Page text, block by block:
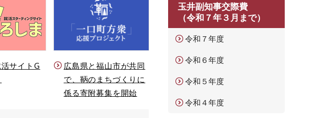
サイトG
広島県と福山市が共同
で、鞆のまちづくりに
係る寄附募集を開始
玉井副知事交際費
（令和７年３月まで）
令和７年度
令和６年度
令和５年度
令和４年度